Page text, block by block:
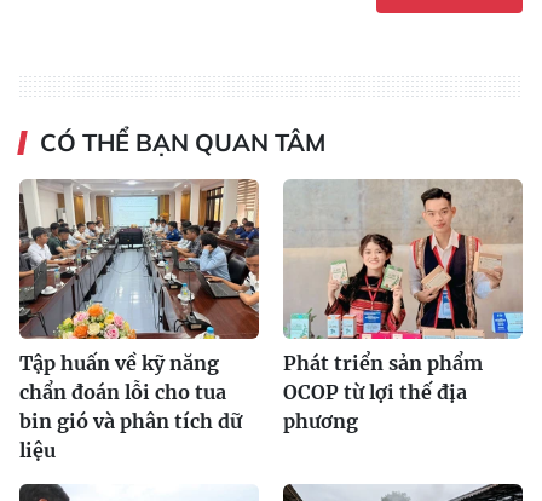
CÓ THỂ BẠN QUAN TÂM
Tập huấn về kỹ năng
chẩn đoán lỗi cho tua
bin gió và phân tích dữ
liệu
Phát triển sản phẩm
OCOP từ lợi thế địa
phương